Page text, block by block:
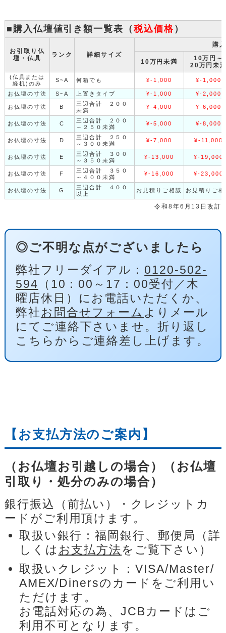
■購入仏壇値引き額一覧表（ 税込価格）
お引取り仏
壇・仏具
ランク 詳細サイズ
購
10万円未満
10万円～
20万円未
(仏具または
経机)のみ
S~A 何箱でも ¥-1,000 ¥-1,000
お仏壇の寸法 S~A 上置きタイプ ¥-1,000 ¥-2,000
お仏壇の寸法 B
三辺合計 ２００
未満
¥-4,000 ¥-6,000
お仏壇の寸法 C
三辺合計 ２００
～２５０未満
¥-5,000 ¥-8,000
お仏壇の寸法 D
三辺合計 ２５０
～３００未満
¥-7,000 ¥-11,000
お仏壇の寸法 E
三辺合計 ３００
～３５０未満
¥-13,000 ¥-19,000
お仏壇の寸法 F
三辺合計 ３５０
～４００未満
¥-16,000 ¥-23,000
お仏壇の寸法 G
三辺合計 ４００
以上
お見積りご相談 お見積りご相
令和8年6月13日改訂
◎ご不明な点がございましたら
弊社フリーダイアル： 0120-502-
594 （10：00～17：00受付／木
曜店休日）にお電話いただくか、
弊社お問合せフォーム よりメール
にてご連絡下さいませ。折り返し
こちらからご連絡差し上げます。
【お支払方法のご案内】
（お仏壇お引越しの場合）（お仏壇
引取り・処分のみの場合）
銀行振込（前払い）・クレジットカ
ードがご利用頂けます。
取扱い銀行：福岡銀行、郵便局（詳
しくは お支払方法をご覧下さい）
取扱いクレジット：VISA/Master/
AMEX/Dinersのカードをご利用い
ただけます。
お電話対応の為、JCBカードはご
利用不可となります。